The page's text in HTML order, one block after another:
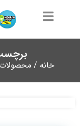
خانه / محصولات